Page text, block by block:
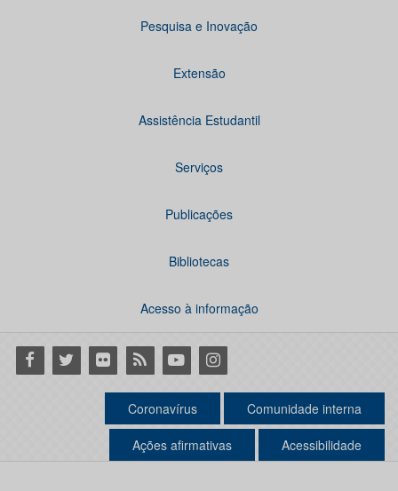
Pesquisa e Inovação
Extensão
Assistência Estudantil
Serviços
Publicações
Bibliotecas
Acesso à informação
Facebook
Twitter Flickr RSS YoutubeInstagram
Coronavírus Comunidade interna
Ações afirmativas Acessibilidade